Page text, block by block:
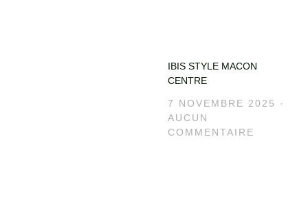
IBIS STYLE MACON
CENTRE
7 NOVEMBRE 2025
AUCUN
COMMENTAIRE